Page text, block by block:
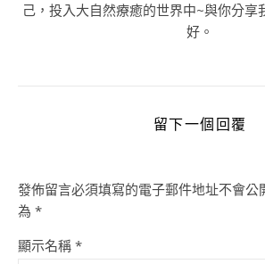
己，投入大自然療癒的世界中~與你分享
好。
留下一個回覆
發佈留言必須填寫的電子郵件地址不會公
為 *
顯示名稱 *